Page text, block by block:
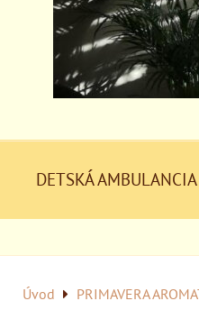
DETSKÁ AMBULANCIA
Úvod PRIMAVERA